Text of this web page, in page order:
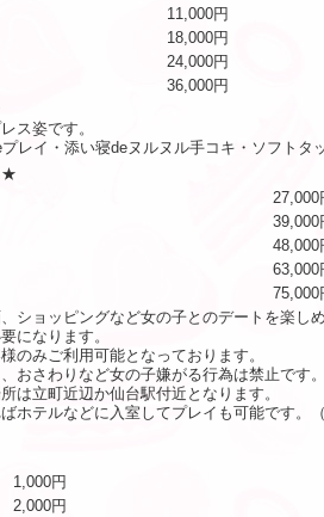
11,000円
18,000円
24,000円
36,000円
ス姿です。
レイ・添い寝deヌルヌル手コキ・ソフトタ
★
27,000
39,000
48,000
63,000
75,000
ショッピングなど女の子とのデートを楽し
になります。
のみご利用可能となっております。
おさわりなど女の子嫌がる行為は禁止です。
は立町近辺か仙台駅付近となります。
ばホテルなどに入室してプレイも可能です。
1,000円
2,000円